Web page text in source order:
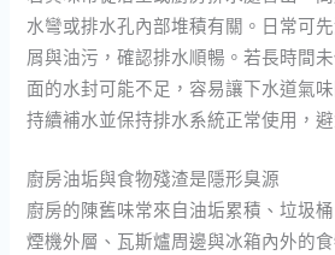
水彎或排水孔內部堆積有關。日常可
屑與油污，確認排水順暢。若長時間
面的水封可能不足，容易讓下水道氣
持續補水並保持排水系統正常使用，
廚房油垢與食物殘渣是隱形臭源
廚房的陳舊味常來自油垢累積、垃圾
煙機外層、瓦斯爐周邊與冰箱內外的